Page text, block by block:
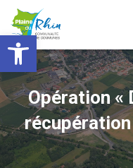
Ouvrir la barre d’outils
Opération «
récupération